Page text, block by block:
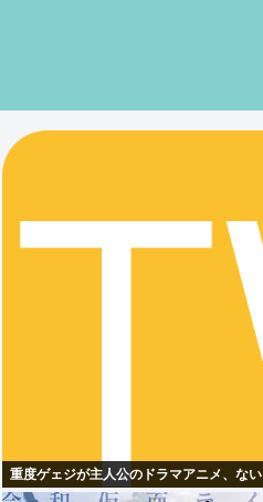
重度ゲェジが主人公のドラマアニメ、ない